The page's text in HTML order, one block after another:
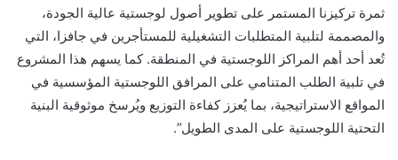
ثمرة تركيزنا المستمر على تطوير أصول لوجستية عالية الجودة،
والمصممة لتلبية المتطلبات التشغيلية للمستأجرين في جافزا، التي
تُعد أحد أهم المراكز اللوجستية في المنطقة. كما يسهم هذا المشروع
في تلبية الطلب المتنامي على المرافق اللوجستية المؤسسية في
المواقع الاستراتيجية، بما يُعزز كفاءة التوزيع ويُرسخ موثوقية البنية
التحتية اللوجستية على المدى الطويل”.